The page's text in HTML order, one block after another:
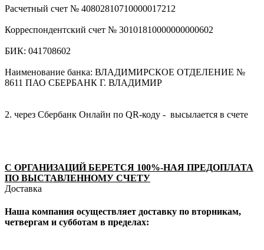
Расчетный счет № 40802810710000017212
Корреспондентский счет № 30101810000000000602
БИК: 041708602
Наименование банка: ВЛАДИМИРСКОЕ ОТДЕЛЕНИЕ №
8611 ПАО СБЕРБАНК Г. ВЛАДИМИР
2. через Сбербанк Онлайн по QR-коду - высылается в счете
С ОРГАНИЗАЦИЙ БЕРЕТСЯ 100%-НАЯ ПРЕДОПЛАТА
ПО ВЫСТАВЛЕННОМУ СЧЕТУ
Доставка
Наша компания осуществляет доставку по вторникам,
четвергам и субботам в пределах: